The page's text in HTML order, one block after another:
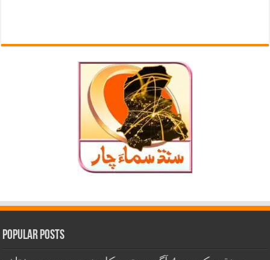
Popular Posts